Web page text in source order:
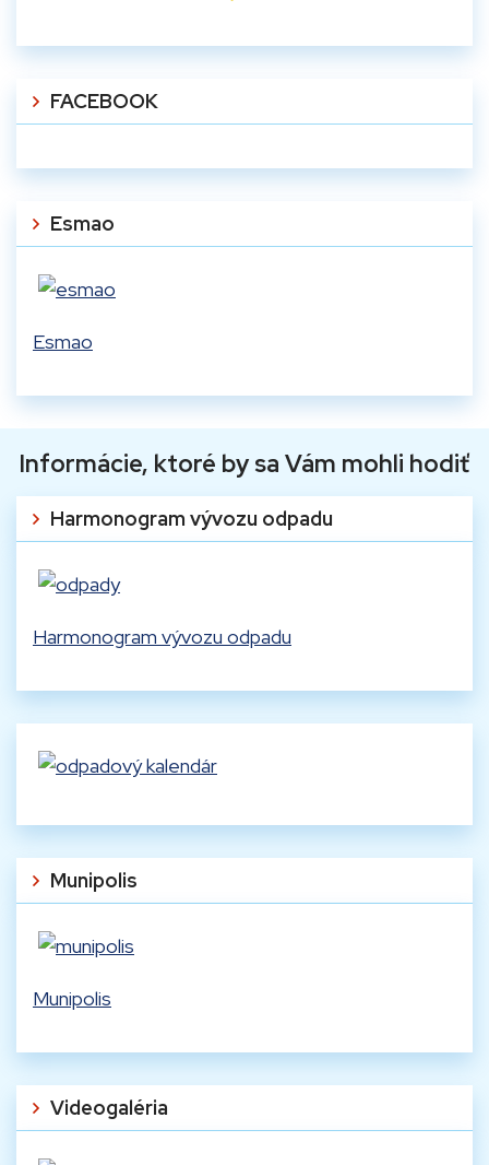
FACEBOOK
Esmao
Esmao
Informácie, ktoré by sa Vám mohli hodiť
Harmonogram vývozu odpadu
Harmonogram vývozu odpadu
Munipolis
Munipolis
Videogaléria